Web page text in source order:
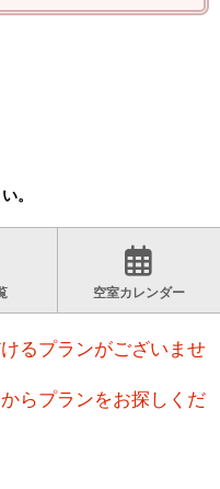
。
空室カレンダー
るプランがございませ
らプランをお探しくだ